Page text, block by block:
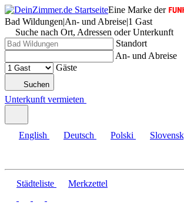
Eine Marke der
Bad Wildungen|An- und Abreise|1 Gast
Suche nach Ort, Adressen oder Unterkunft
Standort
An- und Abreise
Gäste
Suchen
Unterkunft vermieten
English Deutsch Polski
Städteliste Merkzettel